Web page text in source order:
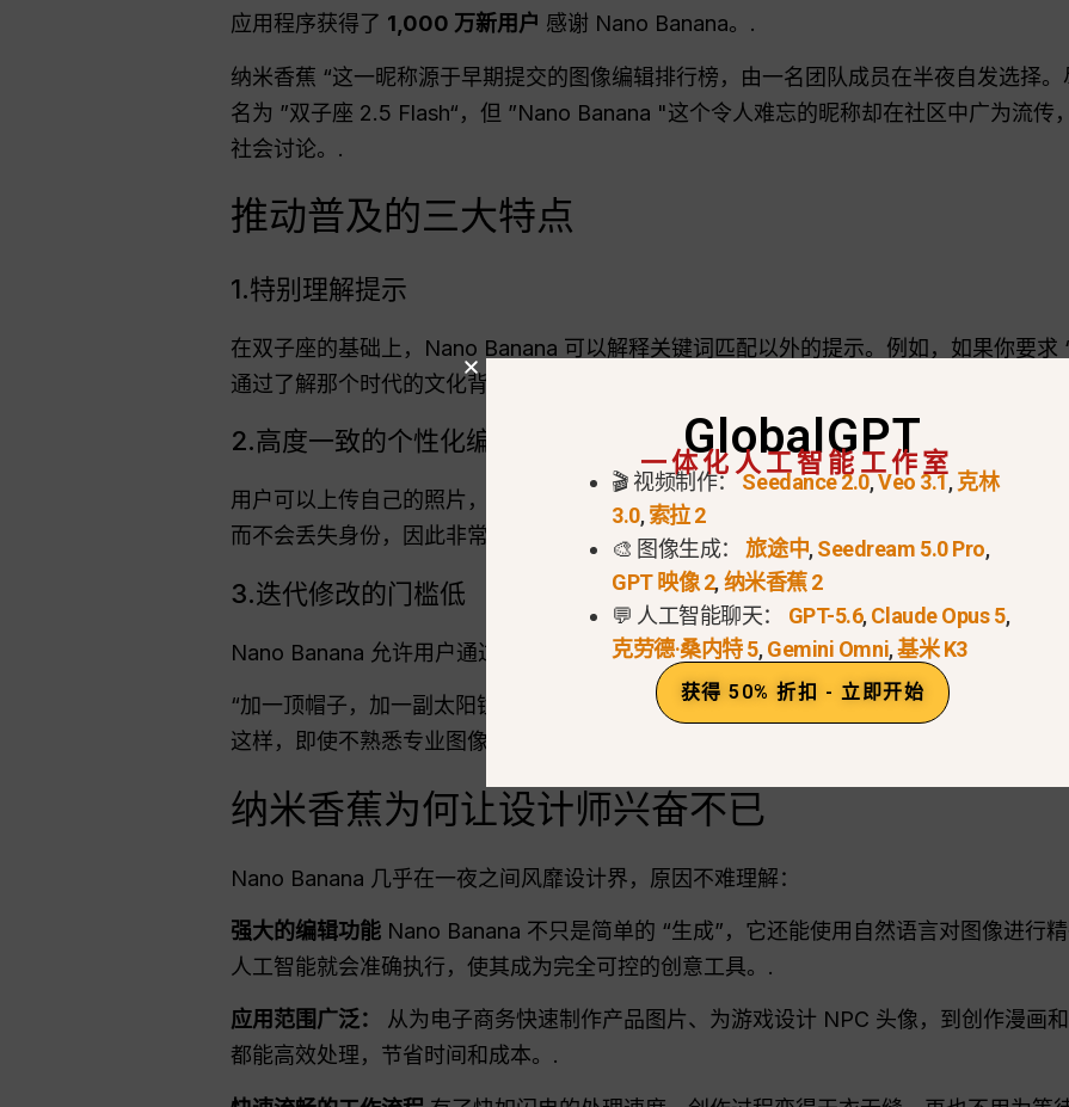
应用程序获得了 1,000 万新用户 感谢 Nano Banana。.
纳米香蕉 “这一昵称源于早期提交的图像编辑排行榜，由一名团队成员在半夜自发选择
名为 ”双子座 2.5 Flash“，但 ”Nano Banana "这个令人难忘的昵称却在社区中广为流传
社会讨论。.
推动普及的三大特点
1.特别理解提示
在双子座的基础上，Nano Banana 可以解释关键词匹配以外的提示。例如，如果你要求
通过了解那个时代的文化背景，自动应用正确的发型、服装和妆容。.
2.高度一致的个性化编辑
用户可以上传自己的照片，在保持面部特征不变的情况下修改照片元素。这 字符一致性
而不会丢失身份，因此非常适合个人和角色扮演创作。.
3.迭代修改的门槛低
Nano Banana 允许用户通过直观的提示逐步完善图像：
“加一顶帽子，加一副太阳镜，把衬衫颜色换成黄色......”
这样，即使不熟悉专业图像编辑工具的人也能使用它。.
纳米香蕉为何让设计师兴奋不已
Nano Banana 几乎在一夜之间风靡设计界，原因不难理解：
强大的编辑功能 Nano Banana 不只是简单的 “生成”，它还能使用自然语言对图像进行
人工智能就会准确执行，使其成为完全可控的创意工具。.
应用范围广泛：
从为电子商务快速制作产品图片、为游戏设计 NPC 头像，到创作漫画
都能高效处理，节省时间和成本。.
GlobalGPT
一体化人工智能工作室
🎬 视频制作：Seedance 2.0,Veo 3.1,克林
3.0,索拉 2
🎨 图像生成： 旅途中,Seedream 5.0 Pro,
GPT 映像 2,纳米香蕉 2
💬 人工智能聊天： GPT-5.6,Claude Opus 5,
克劳德·桑内特 5,Gemini Omni,基米 K3
获得 50% 折扣 - 立即开始